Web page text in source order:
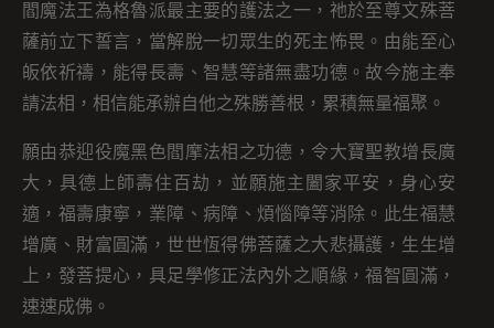
閻魔法王為格魯派最主要的護法之一，祂於至尊文殊菩
薩前立下誓言，當解脫一切眾生的死主怖畏。由能至心
皈依祈禱，能得長壽、智慧等諸無盡功德。故今施主奉
請法相，相信能承辦自他之殊勝善根，累積無量福聚。
願由恭迎役魔黑色閻摩法相之功德，令大寶聖教增長廣
大，具德上師壽住百劫，並願施主闔家平安，身心安
適，福壽康寧，業障、病障、煩惱障等消除。此生福慧
增廣、財富圓滿，世世恆得佛菩薩之大悲攝護，生生增
上，發菩提心，具足學修正法內外之順緣，福智圓滿，
速速成佛。